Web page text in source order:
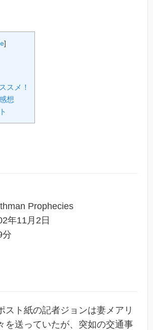
]
スメ！
想
Prophecies
年11月2日
分
スト紙の記者ジョンは妻メアリ
を送っていたが、突如の交通事